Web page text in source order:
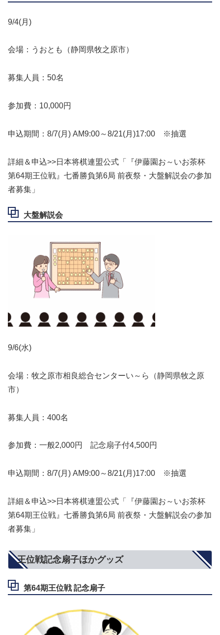
9/4(月)
会場：うおとも（静岡県牧之原市）
募集人員：50名
参加費：10,000円
申込期間：8/7(月) AM9:00～8/21(月)17:00 ※抽選
詳細＆申込>>日本将棋連盟公式「『伊藤園お～いお茶杯
第64期王位戦』七番勝負第6局 前夜祭・大盤解説会の参加
者募集」
大盤解説会
9/6(水)
会場：牧之原市相良総合センターい～ら（静岡県牧之原
市）
募集人員：400名
参加費：一般2,000円 記念扇子付4,500円
申込期間：8/7(月) AM9:00～8/21(月)17:00 ※抽選
詳細＆申込>>日本将棋連盟公式「『伊藤園お～いお茶杯
第64期王位戦』七番勝負第6局 前夜祭・大盤解説会の参加
者募集」
王位戦記念扇子ほかグッズ
第64期王位戦 記念扇子